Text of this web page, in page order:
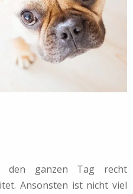
den ganzen Tag recht
Ansonsten ist nicht viel